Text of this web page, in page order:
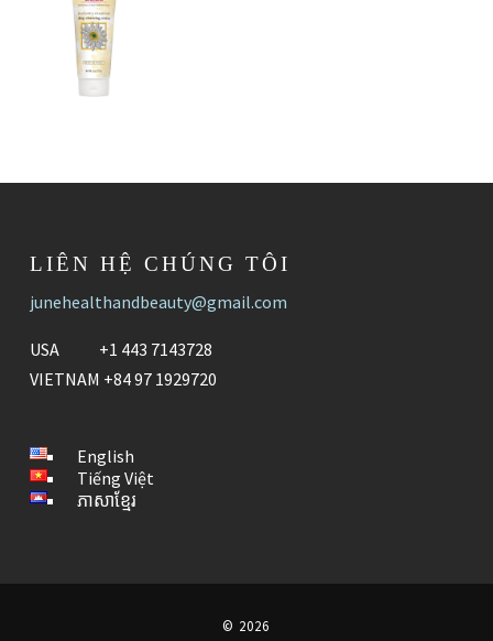
LIÊN HỆ CHÚNG TÔI
junehealthandbeauty@gmail.com
USA +1 443 7143728
VIETNAM +84 97 1929720
English
Tiếng Việt
ភាសាខ្មែរ
© 2026